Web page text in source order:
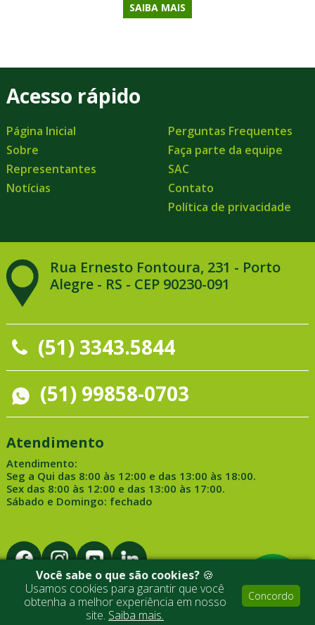
SAIBA MAIS
Acesso rápido
Página Inicial
Sobre
Representantes
Notícias
Perguntas Frequentes
Faça parte da equipe
SAC
Contato
Política de privacidade
Rua Ernesto Fontoura, 231 - Porto
Alegre - RS - CEP 90230-091
(51) 3343.5844
(51) 99858-0703
Atendimento
Atendimento:
Seg a Qui das 8:00 às 12:00 e das 13:00 às 18:00.
Sex das 8:00 às 12:00 e das 13:00 às 17:00.
Sábado e Domingo: fechado
Desenvolvido por Medialine
Você sabe o que são cookies? 🍪
Usamos cookies para garantir que você
obtenha a melhor experiência em nosso
site. Saiba mais.
Concordo